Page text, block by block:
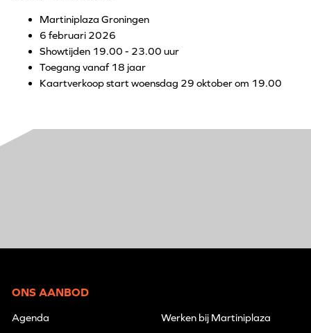
Martiniplaza Groningen
6 februari 2026
Showtijden 19.00 - 23.00 uur
Toegang vanaf 18 jaar
Kaartverkoop start woensdag 29 oktober om 19.00
ONS AANBOD
Agenda
Werken bij Martiniplaza